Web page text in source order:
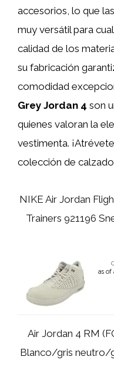
accesorios, lo que
muy versátil para
calidad de los
su fabricación
comodidad
Grey Jordan 4 son
quienes valoran la
vestimenta.
colección de
NIKE Air Jordan
Trainers 921196
as of
Air Jordan 4 RM
Blanco/gris neutro/